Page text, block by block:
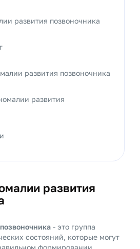
развития
- это группа
состояний, которые могут
формировании
развития позвоночника
развития позвоночника
развития